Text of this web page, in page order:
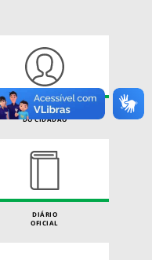
CARTA DE SERVIÇOS
DO CIDADÃO
DIÁRIO
OFICIAL